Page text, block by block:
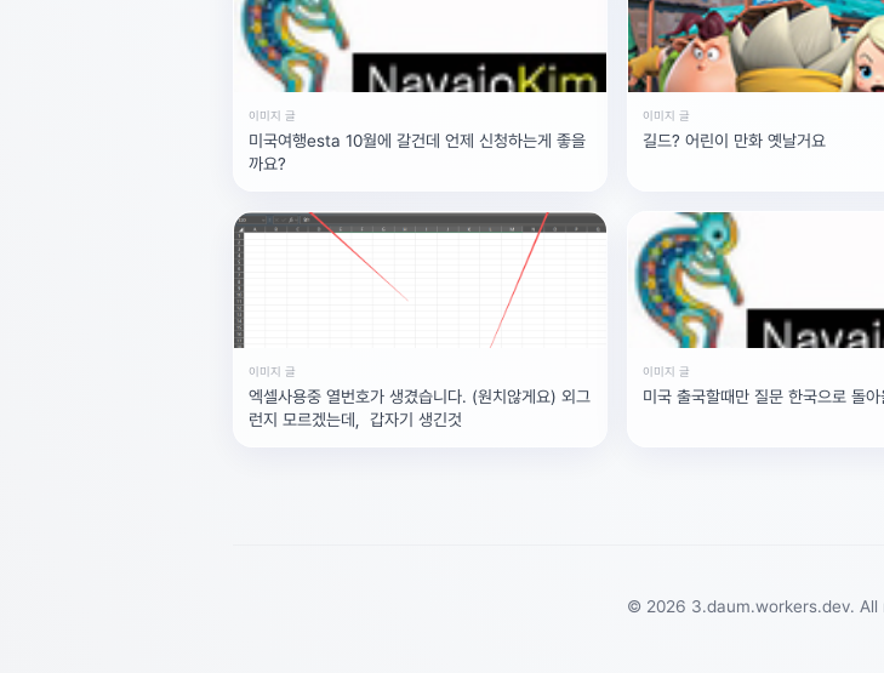
이미지 글
미국여행esta 10월에 갈건데 언제 신청하는게 좋을
까요?
이미지 글
길드? 어린이 만화 옛날거요
이미지 글
엑셀사용중 열번호가 생겼습니다. (원치않게요) 외그
런지 모르겠는데, 갑자기 생긴것
이미지 글
미국 출국할때만 질문 한국으로 돌
© 2026 3.daum.workers.dev. All